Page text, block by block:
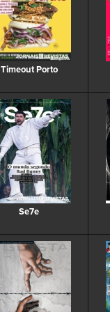
Timeout Porto
Se7e